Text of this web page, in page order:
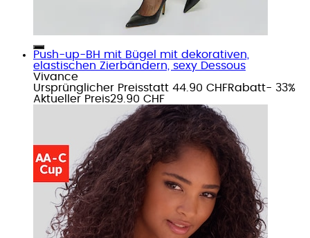
Push-up-BH mit Bügel mit dekorativen,
elastischen Zierbändern, sexy Dessous
Vivance
Ursprünglicher Preisstatt 44.90 CHFRabatt- 33%
Aktueller Preis29.90 CHF